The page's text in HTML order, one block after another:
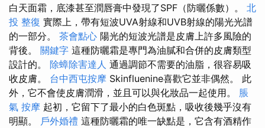
白天面霜，底漆甚至潤唇膏中發現了SPF（防曬係數）。 北
投 整復 實際上，帶有短波UVA射線和UVB射線的陽光光譜
的一部分。 茶會點心 陽光的短波光譜是皮膚上許多風險的
背後。 關鍵字 這種防曬霜是專門為油膩和合併的皮膚類型
設計的。 除蟑除害達人 通過調節不需要的油脂，很容易吸
收皮膚。 台中西屯按摩 Skinfluenine喜歡它並非偶然。 此
外，它不會使皮膚潤滑，並且可以與化妝品一起使用。 脹
氣 按摩 起初，它留下了最小的白色斑點，吸收後幾乎沒有
明顯。 戶外婚禮 這種防曬霜的唯一缺點是，它含有酒精作